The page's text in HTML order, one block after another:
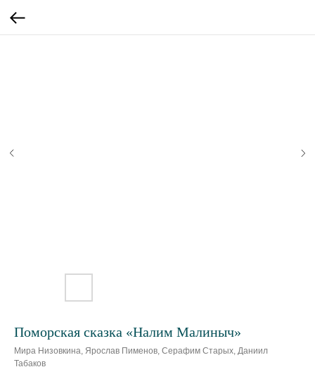
Поморская сказка «Налим Малиныч»
Мира Низовкина, Ярослав Пименов, Серафим Старых, Даниил
Табаков